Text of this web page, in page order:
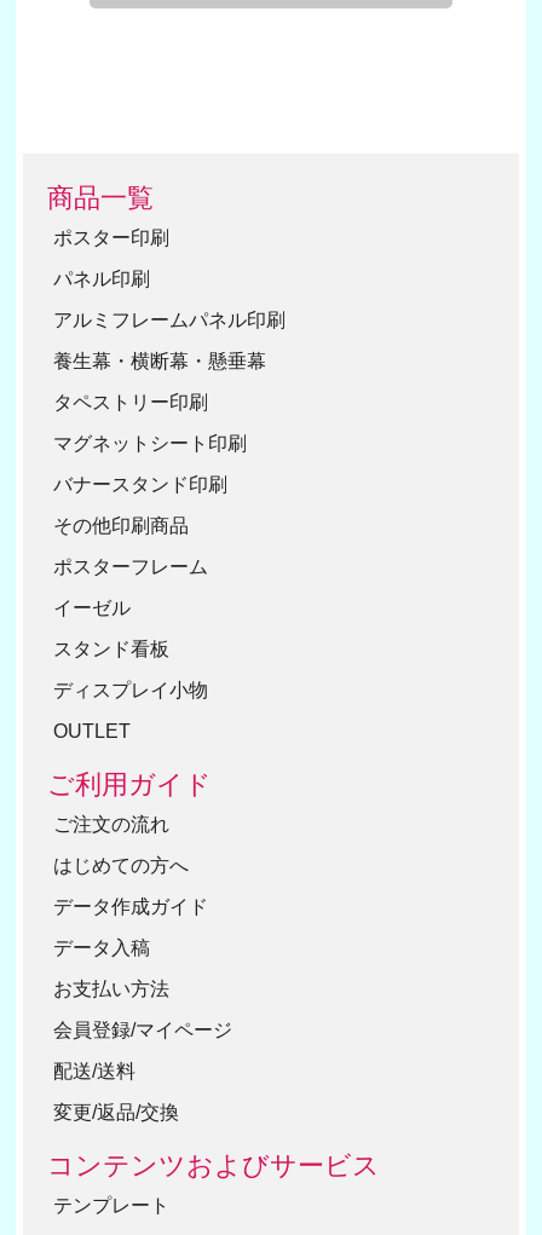
商品一覧
ポスター印刷
パネル印刷
アルミフレームパネル印刷
養生幕・横断幕・懸垂幕
タペストリー印刷
マグネットシート印刷
バナースタンド印刷
その他印刷商品
ポスターフレーム
イーゼル
スタンド看板
ディスプレイ小物
OUTLET
ご利用ガイド
ご注文の流れ
はじめての方へ
データ作成ガイド
データ入稿
お支払い方法
会員登録/マイページ
配送/送料
変更/返品/交換
コンテンツおよびサービス
テンプレート